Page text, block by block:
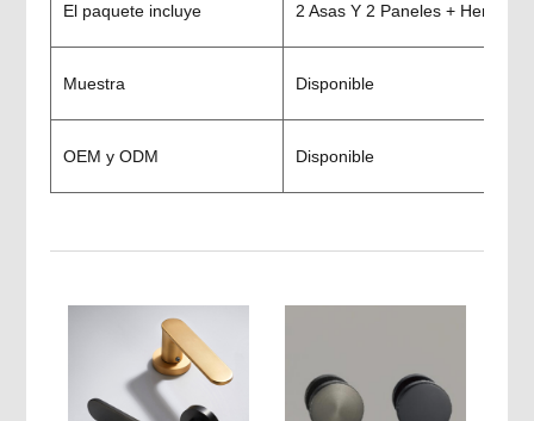
El paquete incluye 2 Asas Y 2 Paneles + Herrajes
Muestra Disponible
OEM y ODM Disponible